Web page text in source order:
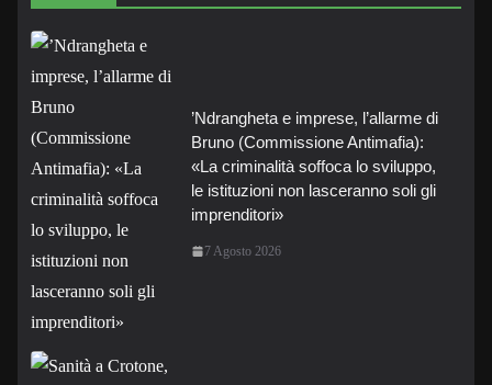
’Ndrangheta e imprese, l’allarme di
Bruno (Commissione Antimafia):
«La criminalità soffoca lo sviluppo,
le istituzioni non lasceranno soli gli
imprenditori»
7 Agosto 2026